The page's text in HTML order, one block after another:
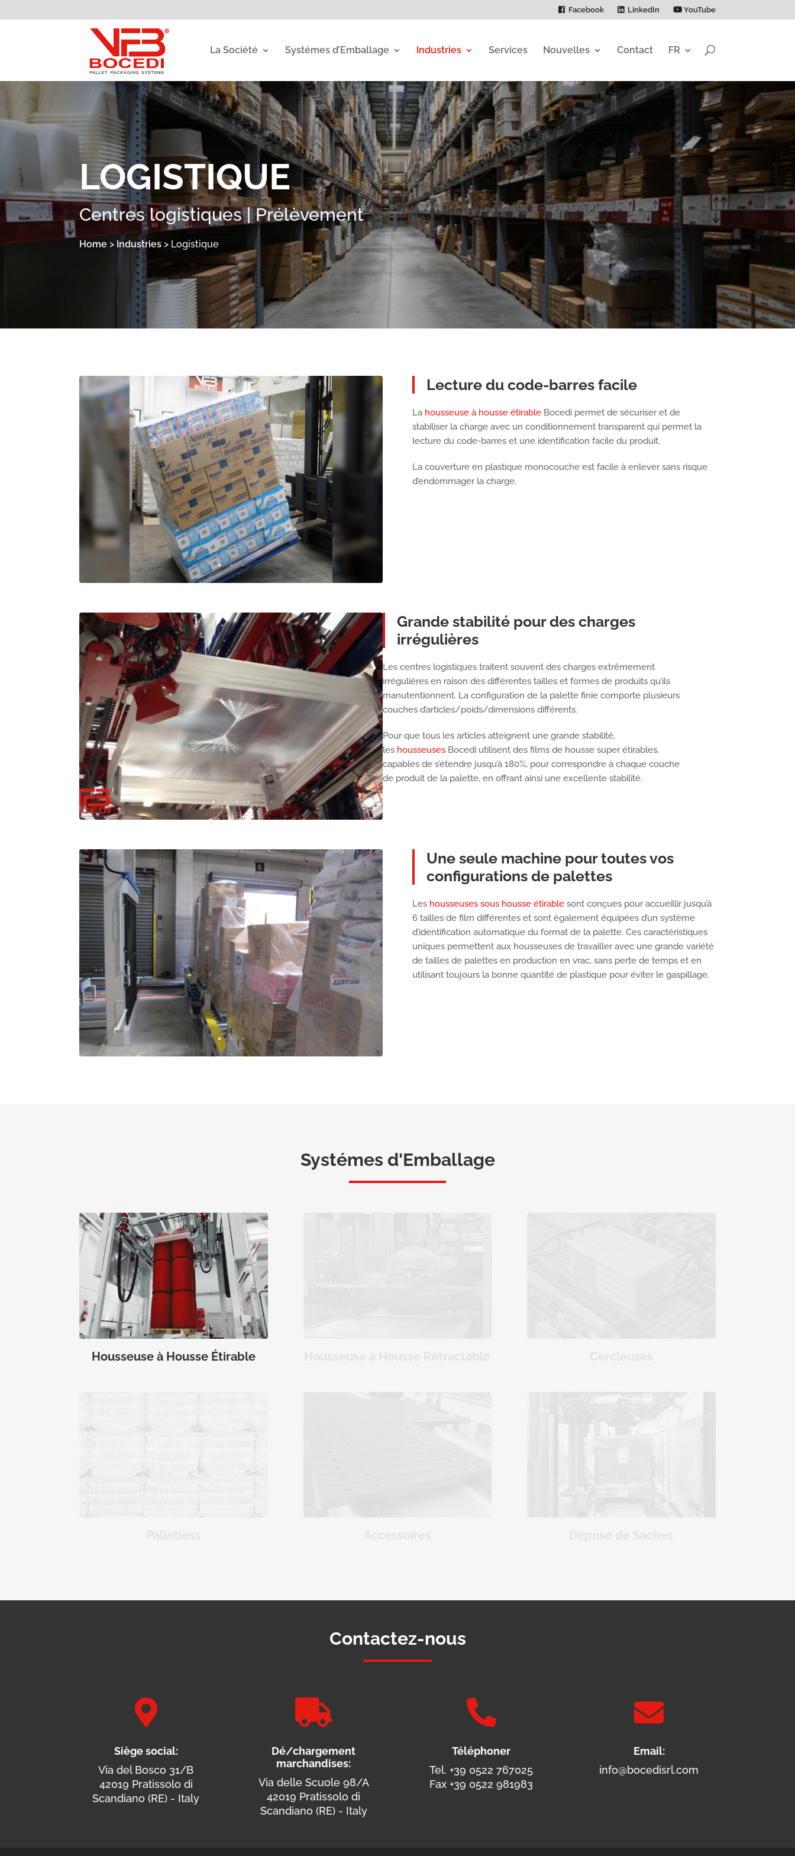
Facebook LinkedIn YouTube
La Société Systémes d’Emballage Industries Services Nouvelles Contact FR
LOGISTIQUE
Centres logistiques | Prélèvement
Home > Industries > Logistique
Lecture du code-barres facile
La housseuse à housse étirable Bocedi permet de sécuriser et de
stabiliser la charge avec un conditionnement transparent qui permet la
lecture du code-barres et une identification facile du produit.
La couverture en plastique monocouche est facile à enlever sans risque
d’endommager la charge.
Grande stabilité pour des charges
irrégulières
Les centres logistiques traitent souvent des charges extrêmement
irrégulières en raison des différentes tailles et formes de produits qu’ils
manutentionnent. La configuration de la palette finie comporte plusieurs
couches d’articles/poids/dimensions différents.
Pour que tous les articles atteignent une grande stabilité,
les housseuses Bocedi utilisent des films de housse super étirables,
capables de s’étendre jusqu’à 180%, pour correspondre à chaque couche
de produit de la palette, en offrant ainsi une excellente stabilité.
Une seule machine pour toutes vos
configurations de palettes
Les housseuses sous housse étirable sont conçues pour accueillir jusqu’à
6 tailles de film différentes et sont également équipées d’un système
d’identification automatique du format de la palette. Ces caractéristiques
uniques permettent aux housseuses de travailler avec une grande variété
de tailles de palettes en production en vrac, sans perte de temps et en
utilisant toujours la bonne quantité de plastique pour éviter le gaspillage.
Systémes d'Emballage
Housseuse à Housse Étirable
Contactez-nous

Siège social:
Via del Bosco 31/B
42019 Pratissolo di
Scandiano (RE) - Italy

Dé/chargement
marchandises:
Via delle Scuole 98/A
42019 Pratissolo di
Scandiano (RE) - Italy

Téléphoner
Tel. +39 0522 767025
Fax +39 0522 981983

Email:
info@bocedisrl.com